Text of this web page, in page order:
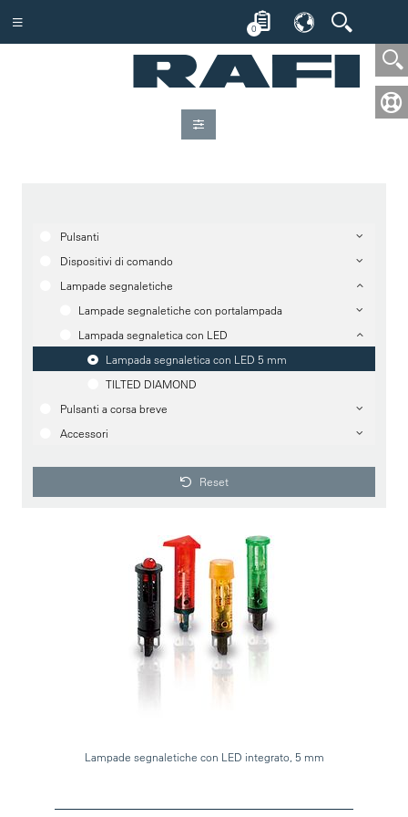
0
Pulsanti
Dispositivi di comando
Lampade segnaletiche
Lampade segnaletiche con portalampada
Lampada segnaletica con LED
Lampada segnaletica con LED 5 mm
TILTED DIAMOND
Pulsanti a corsa breve
Accessori
Reset
Lampade segnaletiche con LED integrato, 5 mm